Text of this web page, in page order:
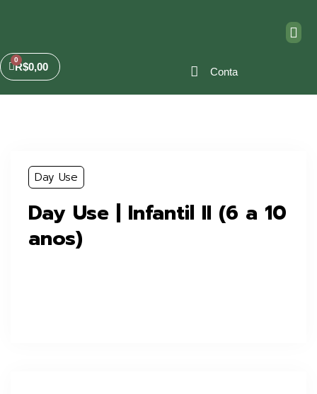
R$0,00 Conta
Day Use
Day Use | Infantil II (6 a 10
anos)